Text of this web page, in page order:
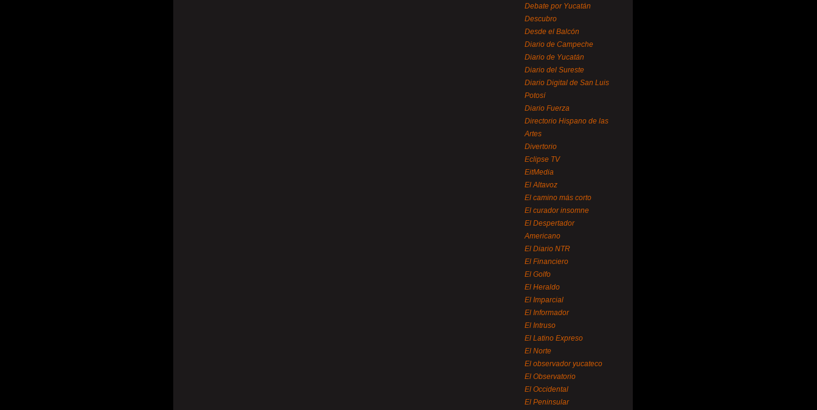
Debate por Yucatán
Descubro
Desde el Balcón
Diario de Campeche
Diario de Yucatán
Diario del Sureste
Diario Digital de San Luis
Potosí
Diario Fuerza
Directorio Hispano de las
Artes
Divertorio
Eclipse TV
EitMedia
El Altavoz
El camino más corto
El curador insomne
El Despertador
Americano
El Diario NTR
El Financiero
El Golfo
El Heraldo
El Imparcial
El Informador
El Intruso
El Latino Expreso
El Norte
El observador yucateco
El Observatorio
El Occidental
El Peninsular